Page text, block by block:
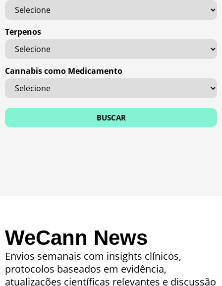
Terpenos
Cannabis como Medicamento
WeCann News
Envios semanais com insights clínicos,
protocolos baseados em evidência,
atualizações científicas relevantes e discussão